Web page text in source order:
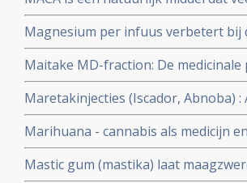
immuunsysteem en vitaliteit en
Magnesium per infuus verbetert bij
de pijn en ongemak met meer dan
Maitake MD-fraction: De
natuurlijke middel zo bijzonder is in
Maretakinjecties (Iscador, Abnoba)
over maretakinjecties bij kanker op
Marihuana - cannabis als medicijn
- dementie
Mastic gum (mastika) laat